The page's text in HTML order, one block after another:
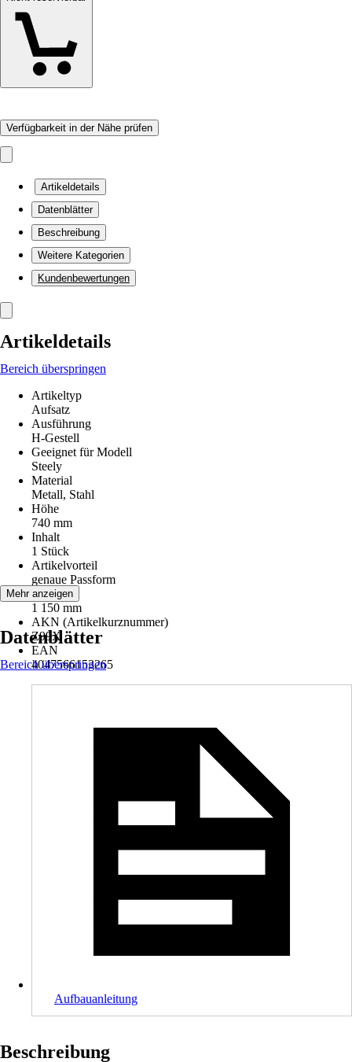
Verfügbarkeit in der Nähe prüfen
Artikeldetails
Datenblätter
Beschreibung
Weitere Kategorien
Kundenbewertungen
Artikeldetails
Bereich überspringen
Artikeltyp
Aufsatz
Ausführung
H-Gestell
Geeignet für Modell
Steely
Material
Metall, Stahl
Höhe
740 mm
Inhalt
1 Stück
Artikelvorteil
genaue Passform
Länge
1 150 mm
AKN (Artikelkurznummer)
Z99X
EAN
4047566153265
Mehr anzeigen
Datenblätter
Bereich überspringen
Aufbauanleitung
Beschreibung